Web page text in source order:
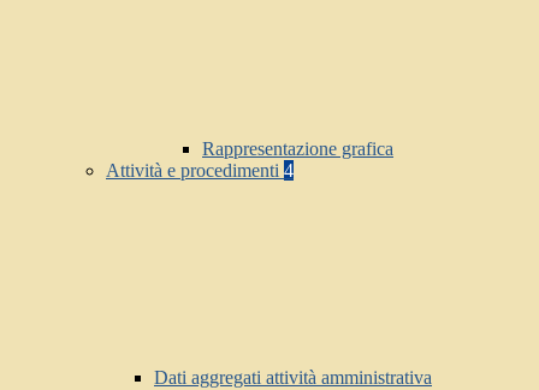
Rappresentazione grafica
Attività e procedimenti 4
Dati aggregati attività amministrativa